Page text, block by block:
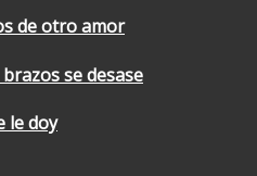
de otro amor
se desase
le doy